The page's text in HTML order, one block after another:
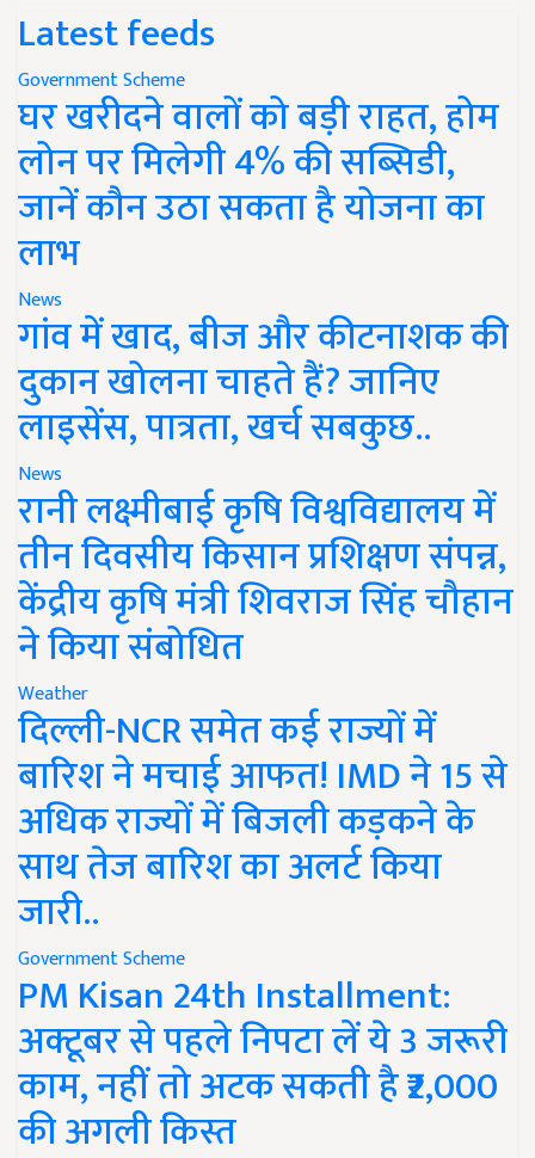
Latest feeds
Government Scheme
घर खरीदने वालों को बड़ी राहत, होम
लोन पर मिलेगी 4% की सब्सिडी,
जानें कौन उठा सकता है योजना का
लाभ
News
गांव में खाद, बीज और कीटनाशक की
दुकान खोलना चाहते हैं? जानिए
लाइसेंस, पात्रता, खर्च सबकुछ..
News
रानी लक्ष्मीबाई कृषि विश्वविद्यालय में
तीन दिवसीय किसान प्रशिक्षण संपन्न,
केंद्रीय कृषि मंत्री शिवराज सिंह चौहान
ने किया संबोधित
Weather
दिल्ली-NCR समेत कई राज्यों में
बारिश ने मचाई आफत! IMD ने 15 से
अधिक राज्यों में बिजली कड़कने के
साथ तेज बारिश का अलर्ट किया
जारी..
Government Scheme
PM Kisan 24th Installment:
अक्टूबर से पहले निपटा लें ये 3 जरूरी
काम, नहीं तो अटक सकती है ₹2,000
की अगली किस्त